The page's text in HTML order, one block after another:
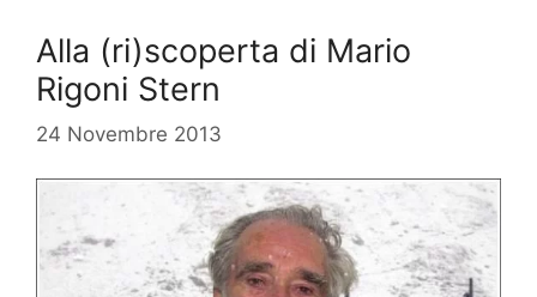
Alla (ri)scoperta di Mario
Rigoni Stern
24 Novembre 2013